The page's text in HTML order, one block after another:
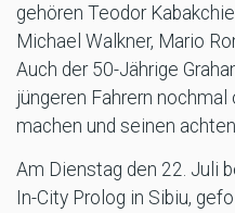
gehören Teodor
Michael Walkner, Mario
Auch der 50-Jährige
jüngeren Fahrern
machen und seinen
Am Dienstag den 22. Juli
In-City Prolog in Sibiu,